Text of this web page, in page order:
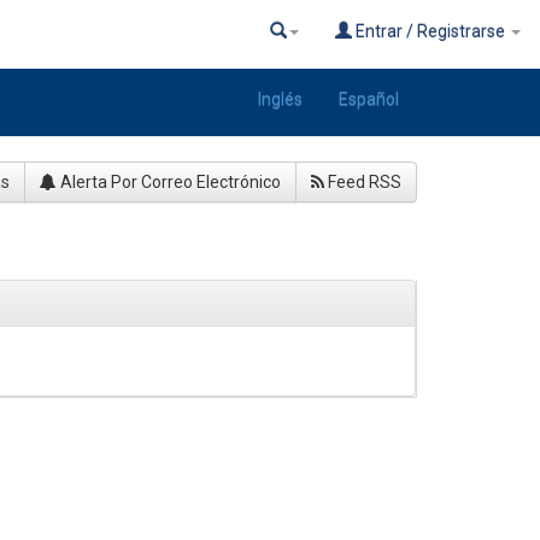
Entrar / Registrarse
Inglés Español
Alerta Por Correo Electrónico Feed RSS